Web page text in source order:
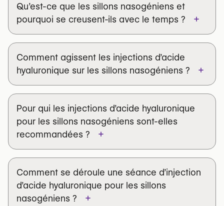
Qu’est-ce que les sillons nasogéniens et
pourquoi se creusent-ils avec le temps ?
+
Comment agissent les injections d’acide
hyaluronique sur les sillons nasogéniens ?
+
Pour qui les injections d’acide hyaluronique
pour les sillons nasogéniens sont-elles
recommandées ?
+
Comment se déroule une séance d’injection
d’acide hyaluronique pour les sillons
nasogéniens ?
+